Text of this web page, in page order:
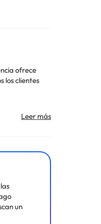
ofrece
los clientes
un